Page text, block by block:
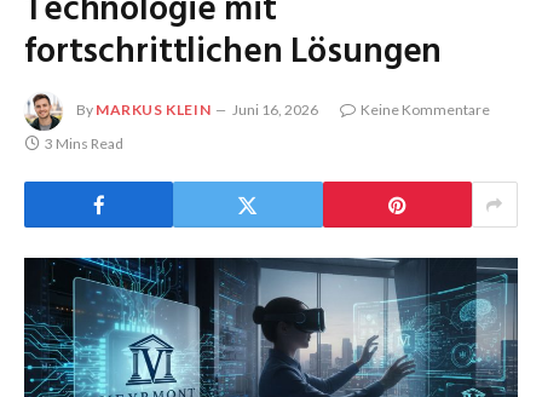
fortschrittlichen Lösungen
By MARKUS KLEIN Juni 16, 2026
Keine Kommentare
3 Mins Read